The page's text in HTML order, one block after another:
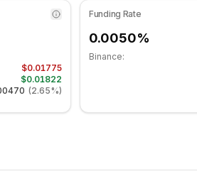
$0.01775
$0.01822
(2.65%)
Funding Rate
0.0050%
Binance: